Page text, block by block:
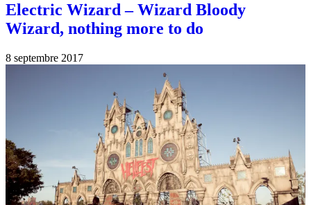
Electric Wizard – Wizard Bloody
Wizard, nothing more to do
8 septembre 2017